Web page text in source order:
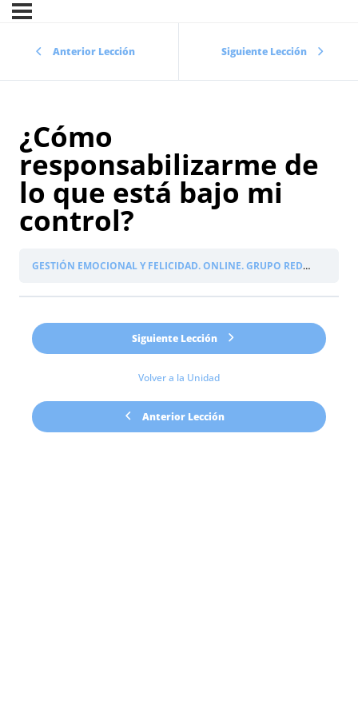
Anterior Lección Siguiente Lección
¿Cómo
responsabilizarme de
lo que está bajo mi
control?
GESTIÓN EMOCIONAL Y FELICIDAD. ONLINE. GRUPO REDUCIDO
Anterior Lección
Volver a la Unidad
Siguiente Lección